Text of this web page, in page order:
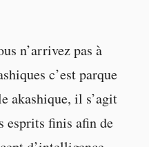
n’arrivez pas à
c’est parque
akashique, il s’agit
esprits finis afin de